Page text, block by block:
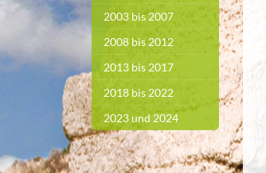
2003 bis 2007
2008 bis 2012
2013 bis 2017
2018 bis 2022
2023 und 2024